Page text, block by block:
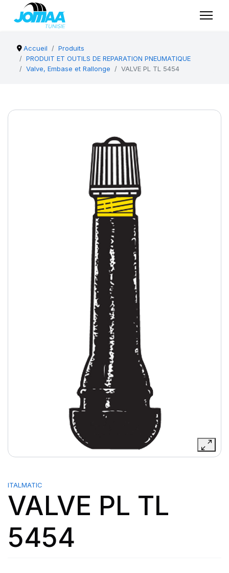
Accueil
Produits
PRODUIT ET OUTILS DE REPARATION PNEUMATIQUE
Valve, Embase et Rallonge
VALVE PL TL 5454
ITALMATIC
VALVE PL TL
5454